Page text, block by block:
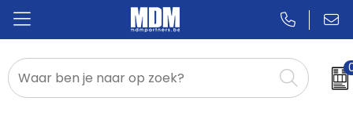
Relatiegeschenken